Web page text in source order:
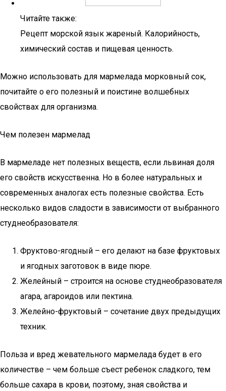
Читайте также:
Рецепт морской язык жареный. Калорийность,
химический состав и пищевая ценность.
Можно использовать для мармелада морковный сок,
почитайте о его полезный и поистине волшебных
свойствах для организма.
Чем полезен мармелад
В мармеладе нет полезных веществ, если львиная доля
его свойств искусственна. Но в более натуральных и
современных аналогах есть полезные свойства. Есть
несколько видов сладости в зависимости от выбранного
студнеобразователя:
Фруктово-ягодный – его делают на базе фруктовых
и ягодных заготовок в виде пюре.
Желейный – строится на основе студнеобразователя
агара, агароидов или пектина.
Желейно-фруктовый – сочетание двух предыдущих
техник.
Польза и вред жевательного мармелада будет в его
количестве – чем больше съест ребенок сладкого, тем
больше сахара в крови, поэтому, зная свойства и